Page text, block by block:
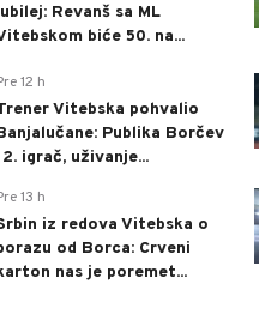
Revanš sa ML
biće 50. na...
12 h
Vitebska pohvalio
Publika Borčev
igrač, uživanje...
13 h
iz redova Vitebska o
od Borca: Crveni
nas je poremet...